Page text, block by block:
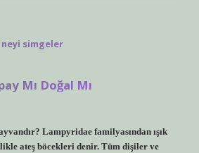
simgeler
Mı Doğal Mı
Lampyridae familyasından ışık
ateş böcekleri denir. Tüm dişiler ve